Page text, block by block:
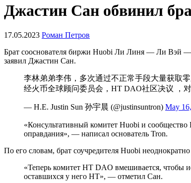
Джастин Сан обвинил
17.05.2023 Роман Петров
Брат сооснователя биржи Huobi Ли Линя — Ли Вэй —
заявил Джастин Сан.
李林弟弟李伟，多次通过不正常手段大量获取
经火币全球顾问委员会，HT DAO社区决议 ，
— H.E. Justin Sun 孙宇晨 (@justinsuntron) May
«Консультативный комитет Huobi и
оправдания», — написал основатель Tron.
По его словам, брат соучредителя Huobi
«Теперь комитет HT DAO вмешивается, чтобы
оставшихся у него HT», — отметил Сан.